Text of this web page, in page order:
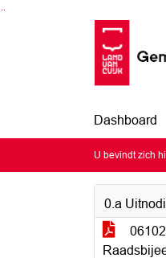
Ga naar de inhoud van deze
Ga naar het zoeken
Ga naar het menu
Dashboard
U bevindt zich
0.a